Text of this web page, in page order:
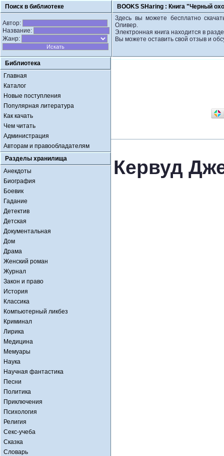
Поиск в библиотеке BOOKS SHaring : Книга "Черный
Автор:
Название:
Жанр:
Здесь вы можете бесплатно
Оливер.
Электронная книга находится в
Вы можете оставить свой отзыв и
Библиотека
Главная
Каталог
Новые поступления
Популярная литература
Как качать
Чем читать
Администрация
Авторам и правообладателям
Разделы хранилища
Анекдоты
Биография
Боевик
Гадание
Детектив
Детская
Документальная
Дом
Драма
Женский роман
Журнал
Закон и право
История
Классика
Компьютерный ликбез
Криминал
Лирика
Медицина
Мемуары
Наука
Научная фантастика
Песни
Политика
Приключения
Психология
Религия
Секс-учеба
Сказка
Словарь
Кервуд